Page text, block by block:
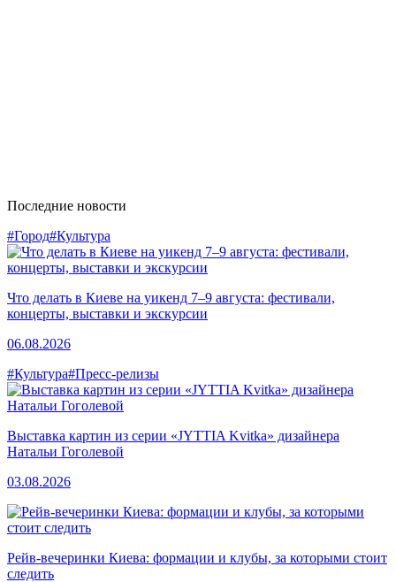
Последние новости
#Город#Культура
Что делать в Киеве на уикенд 7–9 августа: фестивали,
концерты, выставки и экскурсии
06.08.2026
#Культура#Пресс-релизы
Выставка картин из серии «JYTTIA Kvitka» дизайнера
Натальи Гоголевой
03.08.2026
Рейв-вечеринки Киева: формации и клубы, за которыми стоит
следить